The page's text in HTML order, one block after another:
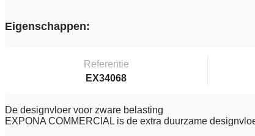
Eigenschappen:
Referentie
EX34068
De designvloer voor zware belasting
EXPONA COMMERCIAL is de extra duurzame